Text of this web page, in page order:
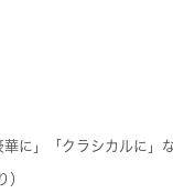
に」「クラシカルに
）